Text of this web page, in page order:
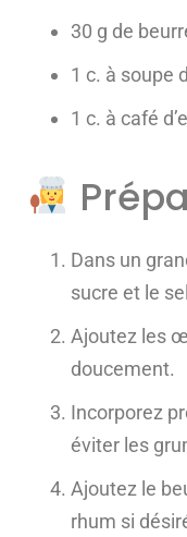
30 g de
1 c. à soupe
1 c. à café
Dans un
sucre et le
Ajoutez les
doucement.
Incorporez
éviter les
Ajoutez le
rhum si